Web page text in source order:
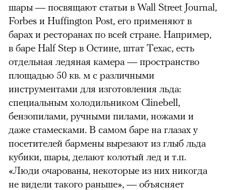
шары—посвящают статьи в Wall Street Journal,
Forbes и Huffington Post, его применяют в
барах и ресторанах по всей стране. Например,
в баре Half Step в Остине, штат Техас, есть
отдельная ледяная камера — пространство
площадью 50 кв. м с различными
инструментами для изготовления льда:
специальным холодильником Clinebell,
бензопилами, ручными пилами, ножами и
даже стамесками. В самом баре на глазах у
посетителей бармены вырезают из глыб льда
кубики, шары, делают колотый лед и т.п.
«Люди очарованы, некоторые из них никогда
не видели такого раньше»,—объясняет